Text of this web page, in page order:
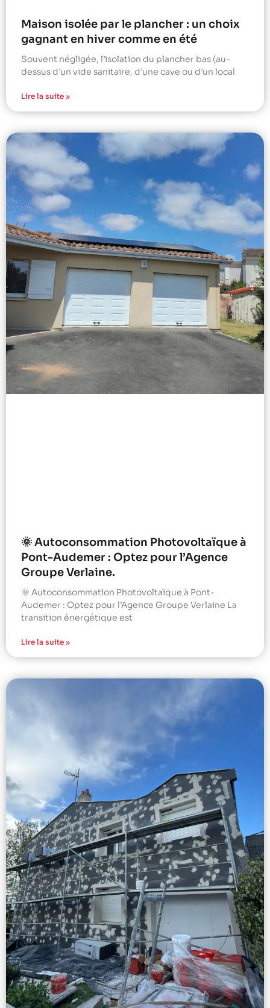
Maison isolée par le plancher : un choix
gagnant en hiver comme en été
Souvent négligée, l’isolation du plancher bas (au-
dessus d’un vide sanitaire, d’une cave ou d’un local
Lire la suite »
🌞 Autoconsommation Photovoltaïque à
Pont-Audemer : Optez pour l’Agence
Groupe Verlaine.
🌞 Autoconsommation Photovoltaïque à Pont-
Audemer : Optez pour l’Agence Groupe Verlaine La
transition énergétique est
Lire la suite »